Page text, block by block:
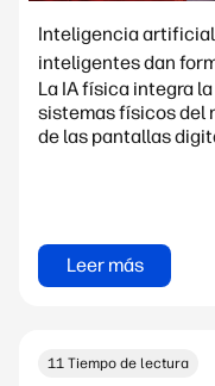
Inteligencia
inteligentes dan
La IA física integra
sistemas físicos del
de las pantallas
Leer más
11 Tiempo de lectura